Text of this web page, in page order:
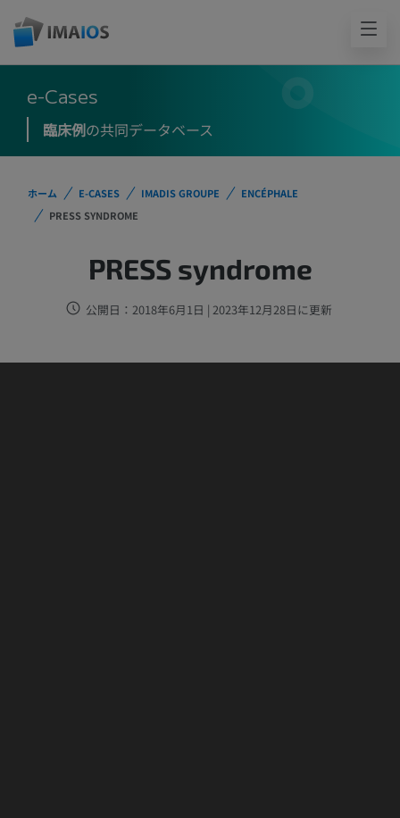
e-Cases
臨床例の共同データベース
ホーム E-CASES IMADIS GROUPE
ENCÉPHALE
PRESS SYNDROME
PRESS syndrome
公開日：2018年6月1日 | 2023年12月28日に更新